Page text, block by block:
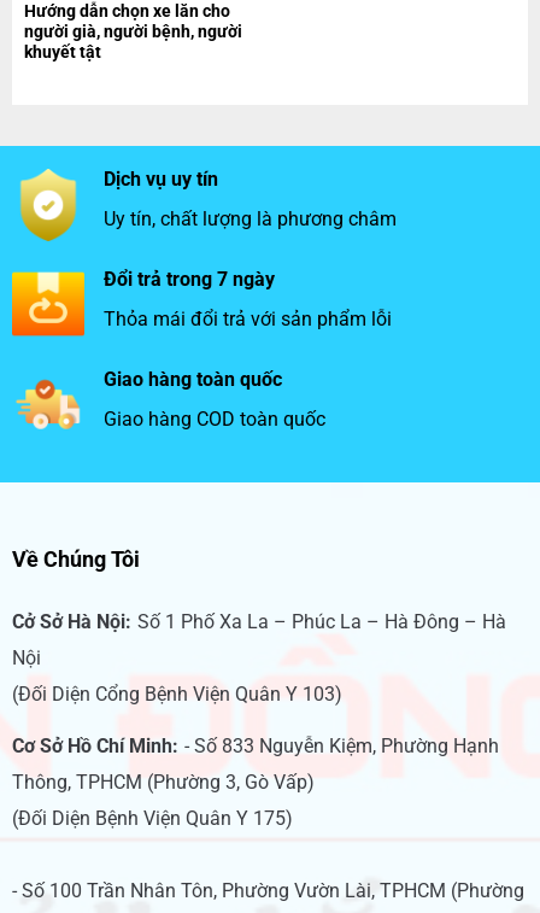
Hướng dẫn chọn xe lăn cho
người già, người bệnh, người
khuyết tật
Dịch vụ uy tín
Uy tín, chất lượng là phương châm
Đổi trả trong 7 ngày
Thỏa mái đổi trả với sản phẩm lỗi
Giao hàng toàn quốc
Giao hàng COD toàn quốc
Về Chúng Tôi
Cở Sở Hà Nội: Số 1 Phố Xa La – Phúc La – Hà Đông – Hà
Nội
(Đối Diện Cổng Bệnh Viện Quân Y 103)
Cơ Sở Hồ Chí Minh: - Số 833 Nguyễn Kiệm, Phường Hạnh
Thông, TPHCM (Phường 3, Gò Vấp)
(Đối Diện Bệnh Viện Quân Y 175)
- Số 100 Trần Nhân Tôn, Phường Vườn Lài, TPHCM (Phường